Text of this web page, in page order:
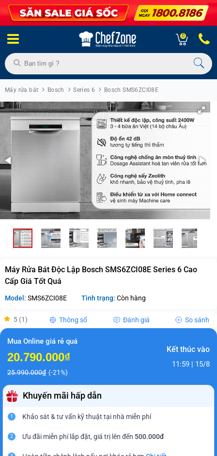
0
Máy rửa bát Bosch Series 6 Bosch SMS6ZCI08E
Máy Rửa Bát Độc Lập Bosch SMS6ZCI08E Series 6 Cao
Cấp Giá Tốt Quá
Model: SMS6ZCI08E Tình trạng: Còn hàng
5 (1) Thông số Đánh giá So sánh
Mua Online giá rẻ quá
20.790.000₫
25.990.000₫ (-21%)
Kết thúc vào
11:59 | 15/8
Khuyến mãi hấp dẫn
1 Khảo sát & tư vấn kỹ thuật tại nhà miễn phí
2 Ưu đãi miễn phí lắp đặt, giá trị lên đến 500.000đ